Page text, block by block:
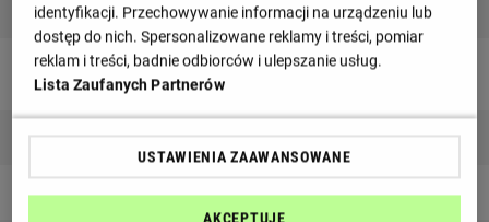
Obrońcy
Juan Berrocal
Luca Lohr
identyfikacji. Przechowywanie informacji na urządzeniu lub
dostęp do nich. Spersonalizowane reklamy i treści, pomiar
reklam i treści, badnie odbiorców i ulepszanie usług.
Lista Zaufanych Partnerów
USTAWIENIA ZAAWANSOWANE
AKCEPTUJĘ